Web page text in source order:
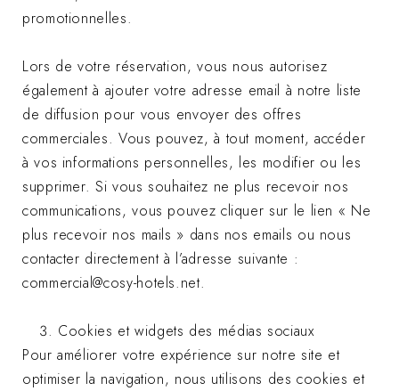
promotionnelles.
Lors de votre réservation, vous nous autorisez
également à ajouter votre adresse email à notre liste
de diffusion pour vous envoyer des offres
commerciales. Vous pouvez, à tout moment, accéder
à vos informations personnelles, les modifier ou les
supprimer. Si vous souhaitez ne plus recevoir nos
communications, vous pouvez cliquer sur le lien « Ne
plus recevoir nos mails » dans nos emails ou nous
contacter directement à l’adresse suivante :
commercial@cosy-hotels.net.
Cookies et widgets des médias sociaux
Pour améliorer votre expérience sur notre site et
optimiser la navigation, nous utilisons des cookies et